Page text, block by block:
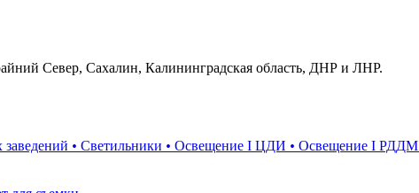
Север, Сахалин, Калининградская область, ДНР и ЛНР.
• Светильники • Освещение I ЦДИ • Освещение I РДДМ